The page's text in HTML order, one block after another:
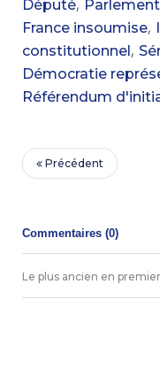
Député Parlement
France insoumise,
constitutionnel,
Démocratie
Référendum
Précédent
Commentaires (0)
Le plus ancien en premier